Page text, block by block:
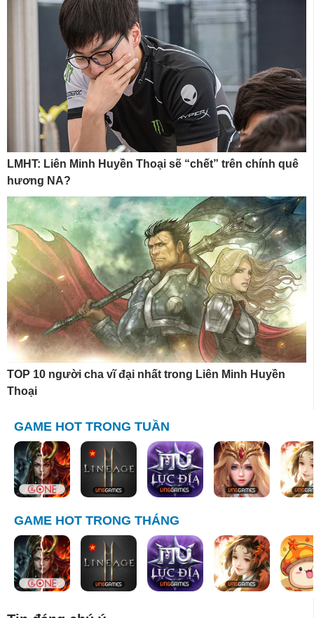
LMHT: Liên Minh Huyền Thoại sẽ “chết” trên chính quê
hương NA?
TOP 10 người cha vĩ đại nhất trong Liên Minh Huyền
Thoại
GAME HOT TRONG TUẦN
GAME HOT TRONG THÁNG